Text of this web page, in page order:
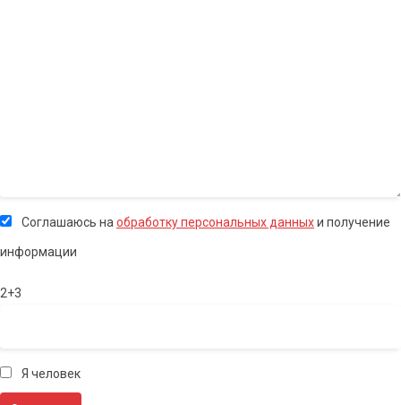
Соглашаюсь на обработку персональных данныхи получение
информации
2+3
Я человек